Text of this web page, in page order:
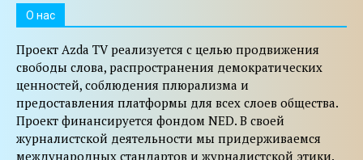
O нас
Проект Azda TV реализуется с целью продвижения
свободы слова, распространения демократических
ценностей, соблюдения плюрализма и
предоставления платформы для всех слоев общества.
Проект финансируется фондом NED. В своей
журналистской деятельности мы придерживаемся
международных стандартов и журналистской этики.